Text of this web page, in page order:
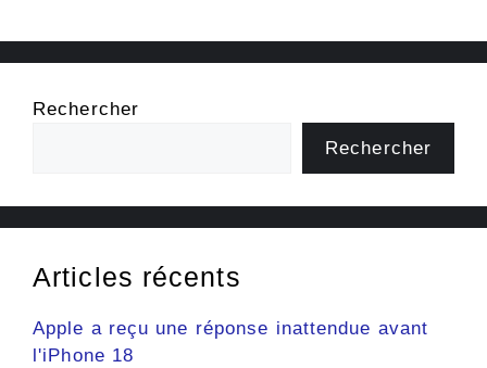
Rechercher
Rechercher
Articles récents
Apple a reçu une réponse inattendue avant
l'iPhone 18